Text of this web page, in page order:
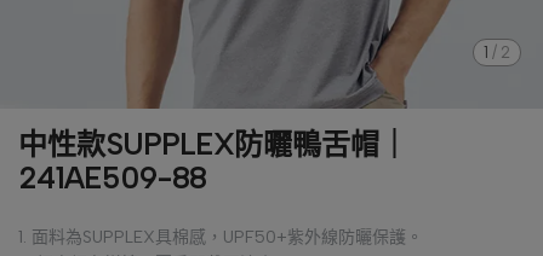
1 / 2
中性款SUPPLEX防曬鴨舌帽｜
241AE509-88
1. 面料為SUPPLEX具棉感，UPF50+紫外線防曬保護。